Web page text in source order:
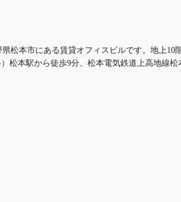
松本市にある賃貸オフィスビルです。地上
松本駅から徒歩9分、松本電気鉄道上高地線松